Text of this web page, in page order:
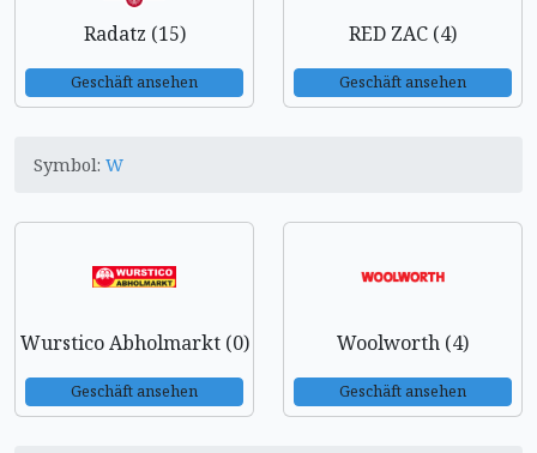
Radatz (15)
Geschäft ansehen
RED ZAC (4)
Geschäft ansehen
Symbol: W
Wurstico Abholmarkt (0)
Geschäft ansehen
Woolworth (4)
Geschäft ansehen